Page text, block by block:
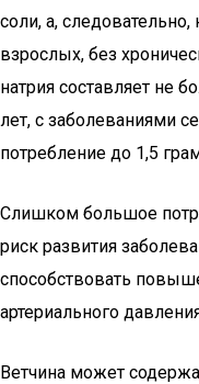
соли, а,
взрослых, без
натрия составляет не
лет, с заболеваниями
потребление до 1,5
Слишком большое
риск развития
способствовать
артериального
Ветчина может